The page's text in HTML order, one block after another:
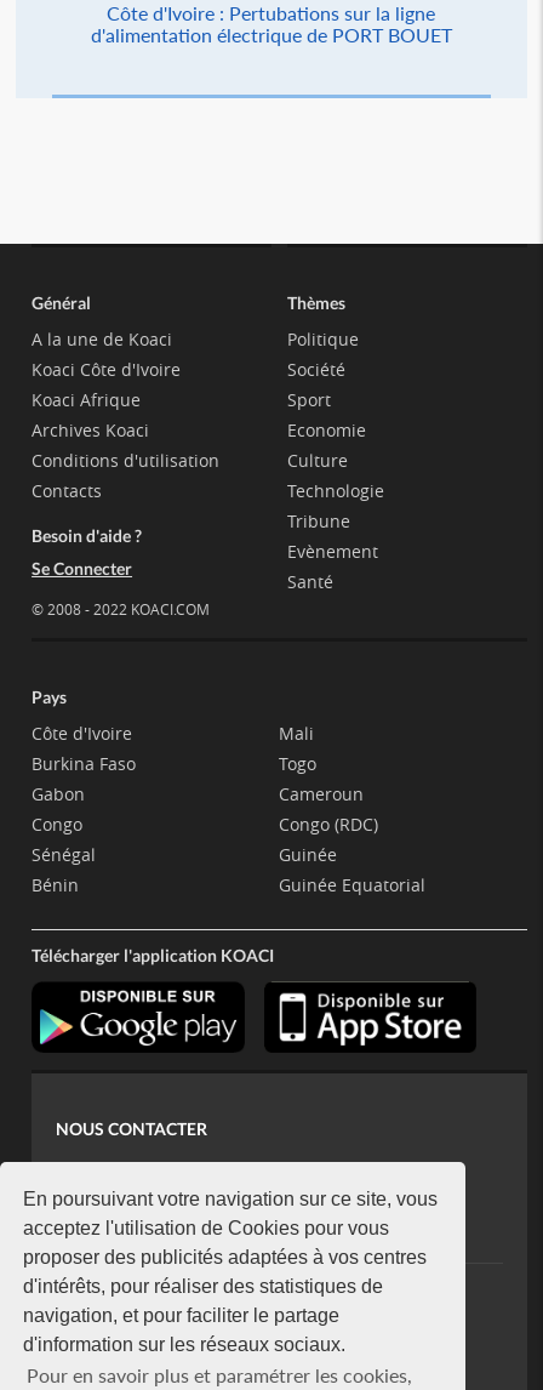
En poursuivant votre navigation sur ce site, vous
acceptez l'utilisation de Cookies pour vous
proposer des publicités adaptées à vos centres
d'intérêts, pour réaliser des statistiques de
navigation, et pour faciliter le partage
d'information sur les réseaux sociaux.
Pour en savoir plus et paramétrer les cookies,
Côte d'Ivoire : Pertubations sur la ligne
d'alimentation électrique de PORT BOUET
Général
A la une de Koaci
Koaci Côte d'Ivoire
Koaci Afrique
Archives Koaci
Conditions d'utilisation
Contacts
Besoin d'aide ?
Se Connecter
© 2008 - 2022 KOACI.COM
Thèmes
Politique
Société
Sport
Economie
Culture
Technologie
Tribune
Evènement
Santé
Pays
Côte d'Ivoire
Burkina Faso
Gabon
Congo
Sénégal
Bénin
Mali
Togo
Cameroun
Congo (RDC)
Guinée
Guinée Equatorial
Télécharger l'application KOACI
NOUS CONTACTER
koaci@yahoo.fr
+225 07 08 85 52 93
NEWSLETTER
Restez connecté via notre newsletter
S'abonner